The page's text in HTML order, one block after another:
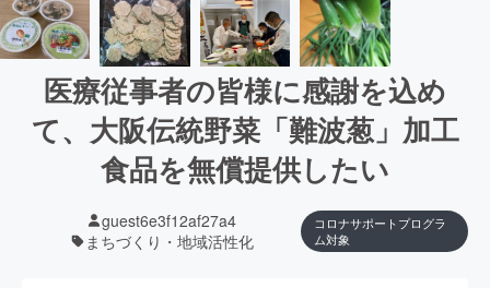
医療従事者の皆様に感謝を込め
て、大阪伝統野菜「難波葱」加工
食品を無償提供したい
guest6e3f12af27a4
まちづくり・地域活性化
コロナサポートプログラ
ム対象